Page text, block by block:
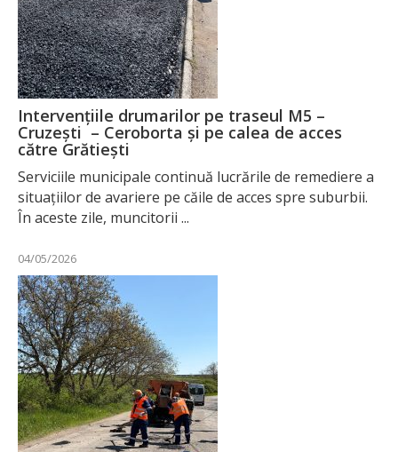
Intervențiile drumarilor pe traseul M5 –
Cruzești – Ceroborta și pe calea de acces
către Grătiești
Serviciile municipale continuă lucrările de remediere a
situațiilor de avariere pe căile de acces spre suburbii.
În aceste zile, muncitorii ...
04/05/2026